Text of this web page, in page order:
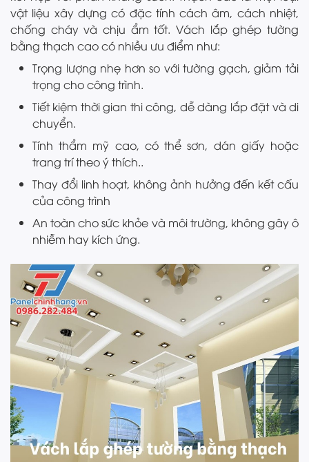
vật liệu xây dựng có đặc tính cách âm, cách nhiệt,
chống cháy và chịu ẩm tốt. Vách lắp ghép tường
bằng thạch cao có nhiều ưu điểm như:
Trọng lượng nhẹ hơn so với tường gạch, giảm tải
trọng cho công trình.
Tiết kiệm thời gian thi công, dễ dàng lắp đặt và di
chuyển.
Tính thẩm mỹ cao, có thể sơn, dán giấy hoặc
trang trí theo ý thích..
Thay đổi linh hoạt, không ảnh hưởng đến kết cấu
của công trình
An toàn cho sức khỏe và môi trường, không gây ô
nhiễm hay kích ứng.